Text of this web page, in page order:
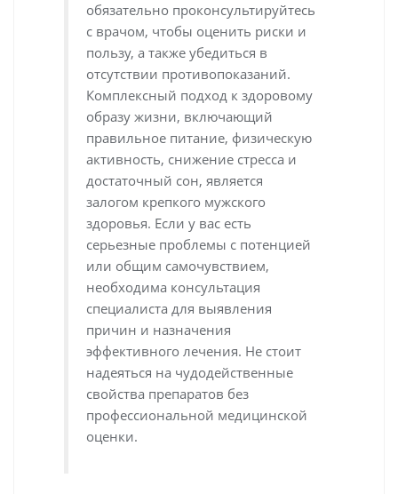
обязательно проконсультируйтесь
с врачом, чтобы оценить риски и
пользу, а также убедиться в
отсутствии противопоказаний.
Комплексный подход к здоровому
образу жизни, включающий
правильное питание, физическую
активность, снижение стресса и
достаточный сон, является
залогом крепкого мужского
здоровья. Если у вас есть
серьезные проблемы с потенцией
или общим самочувствием,
необходима консультация
специалиста для выявления
причин и назначения
эффективного лечения. Не стоит
надеяться на чудодейственные
свойства препаратов без
профессиональной медицинской
оценки.